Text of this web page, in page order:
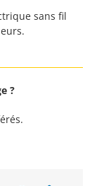
sans fil
?